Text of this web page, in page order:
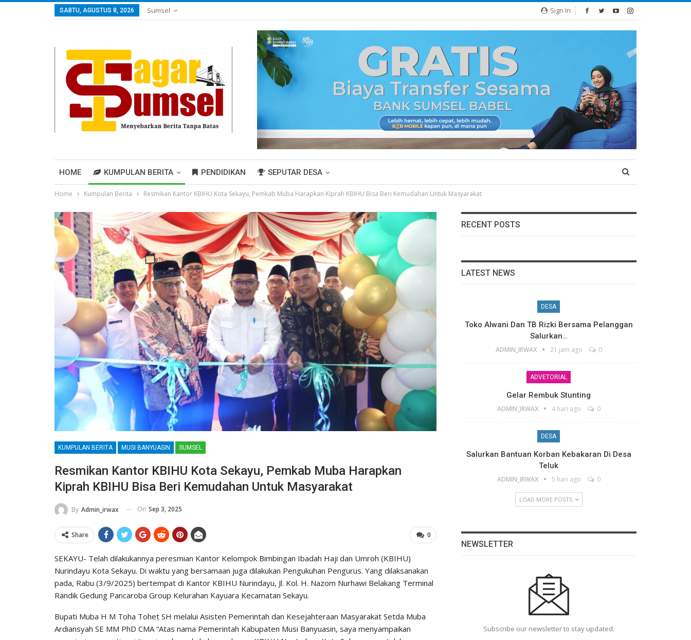
Sign In
SABTU, AGUSTUS 8, 2026 Sumsel
HOME KUMPULAN BERITA PENDIDIKAN SEPUTAR DESA
Home Kumpulan Berita Resmikan Kantor KBIHU Kota Sekayu, Pemkab Muba Harapkan Kiprah KBIHU Bisa Beri Kemudahan Untuk Masyarakat
KUMPULAN BERITA MUSI BANYUASIN SUMSEL
Resmikan Kantor KBIHU Kota Sekayu, Pemkab Muba Harapkan
Kiprah KBIHU Bisa Beri Kemudahan Untuk Masyarakat
By Admin_irwax On Sep 3, 2025
0
Share
SEKAYU- Telah dilakukannya peresmian Kantor Kelompok Bimbingan Ibadah Haji dan Umroh (KBIHU)
Nurindayu Kota Sekayu. Di waktu yang bersamaan juga dilakukan Pengukuhan Pengurus. Yang dilaksanakan
pada, Rabu (3/9/2025) bertempat di Kantor KBIHU Nurindayu, Jl. Kol. H. Nazom Nurhawi Belakang Terminal
Randik Gedung Pancaroba Group Kelurahan Kayuara Kecamatan Sekayu.
Bupati Muba H M Toha Tohet SH melalui Asisten Pemerintah dan Kesejahteraan Masyarakat Setda Muba
Ardiansyah SE MM PhD CMA “Atas nama Pemerintah Kabupaten Musi Banyuasin, saya menyampaikan
RECENT POSTS
LATEST NEWS
DESA
Toko Alwani Dan TB Rizki Bersama Pelanggan
Salurkan…
ADMIN_IRWAX 21 jam ago 0
ADVETORIAL
Gelar Rembuk Stunting
ADMIN_IRWAX 4 hari ago 0
DESA
Salurkan Bantuan Korban Kebakaran Di Desa
Teluk
ADMIN_IRWAX 5 hari ago 0
LOAD MORE POSTS
NEWSLETTER
Subscribe our newsletter to stay updated.